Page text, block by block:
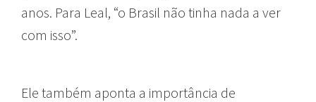
anos. Para Leal, “o Brasil não tinha nada a ver
com isso”.
Ele também aponta a importância de